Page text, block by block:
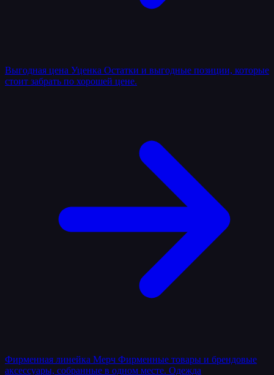
Выгодная цена Уценка Остатки и выгодные позиции, которые
стоит забрать по хорошей цене.
Фирменная линейка Мерч Фирменные товары и брендовые
аксессуары, собранные в одном месте. Одежда